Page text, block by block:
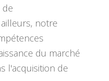
de
notre
du marché
l'acquisition de